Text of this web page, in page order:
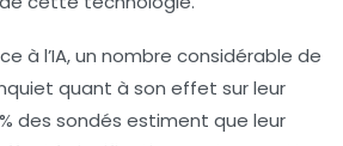
à l’IA, un nombre considérable de
quant à son effet sur leur
des sondés estiment que leur